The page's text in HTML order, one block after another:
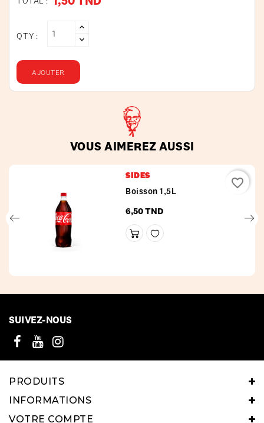
QTY :
AJOUTER
VOUS AIMEREZ AUSSI
SIDES
Boisson 1,5L
6,50 TNDPrix
favorite_border
SUIVEZ-NOUS
PRODUITS
INFORMATIONS
VOTRE COMPTE